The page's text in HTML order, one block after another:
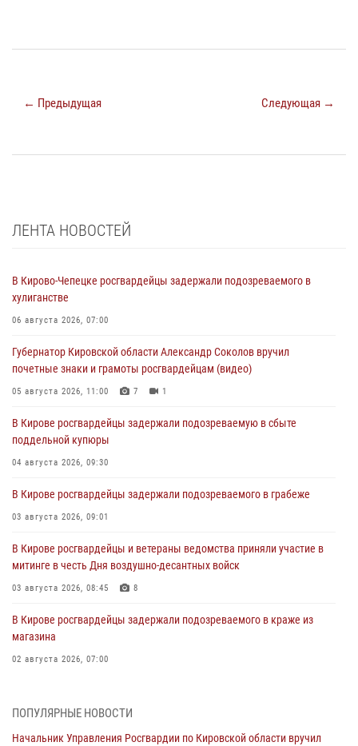
← Предыдущая Следующая →
ЛЕНТА НОВОСТЕЙ
В Кирово-Чепецке росгвардейцы задержали подозреваемого в
хулиганстве
06 августа 2026, 07:00
Губернатор Кировской области Александр Соколов вручил
почетные знаки и грамоты росгвардейцам (видео)
05 августа 2026, 11:00 7 1
В Кирове росгвардейцы задержали подозреваемую в сбыте
поддельной купюры
04 августа 2026, 09:30
В Кирове росгвардейцы задержали подозреваемого в грабеже
03 августа 2026, 09:01
В Кирове росгвардейцы и ветераны ведомства приняли участие в
митинге в честь Дня воздушно-десантных войск
03 августа 2026, 08:45 8
В Кирове росгвардейцы задержали подозреваемого в краже из
магазина
02 августа 2026, 07:00
Российской Федерации
ПОПУЛЯРНЫЕ НОВОСТИ
Начальник Управления Росгвардии по Кировской области вручил